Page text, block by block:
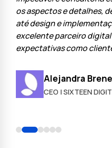
os aspectos e detalhes,
até design e
excelente parceiro
expectativas como
Alejandra
CEO | SIXTEEN